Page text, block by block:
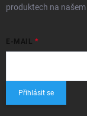
produktech na našem
E-MAIL
Přihlásit se